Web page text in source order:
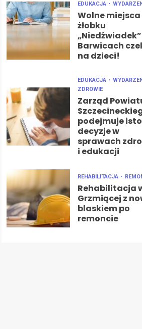
EDUKACJA
Wolne miejsca
żłobku
Barwicach
na dzieci!
EDUKACJA
ZDROWIE
Zarząd
podejmuje
decyzje w
sprawach
i edukacji
REHABILITACJA
Rehabilitacja
Grzmiącej z
blaskiem po
remoncie